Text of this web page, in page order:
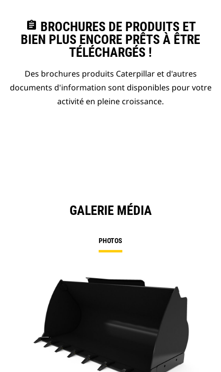
assignment BROCHURES DE PRODUITS ET
BIEN PLUS ENCORE PRÊTS À ÊTRE
TÉLÉCHARGÉS !
Des brochures produits Caterpillar et d'autres
documents d'information sont disponibles pour votre
activité en pleine croissance.
GALERIE MÉDIA
PHOTOS